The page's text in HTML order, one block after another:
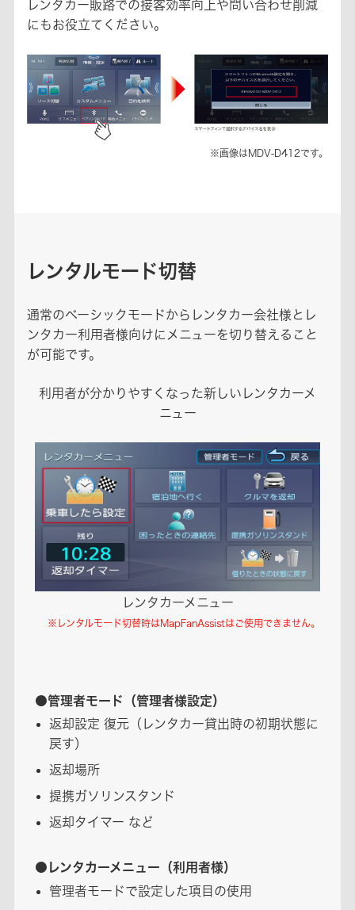
レンタカー販路での接客効率向上や問い合わせ削減
にもお役立てください。
※画像はMDV-D412です。
レンタルモード切替
通常のベーシックモードからレンタカー会社様とレ
ンタカー利用者様向けにメニューを切り替えること
が可能です。
利用者が分かりやすくなった新しいレンタカーメ
ニュー
レンタカーメニュー
※レンタルモード切替時はMapFanAssistはご使用できません。
●管理者モード（管理者様設定）
返却設定 復元（レンタカー貸出時の初期状態に
戻す）
返却場所
提携ガソリンスタンド
返却タイマー など
●レンタカーメニュー（利用者様）
管理者モードで設定した項目の使用